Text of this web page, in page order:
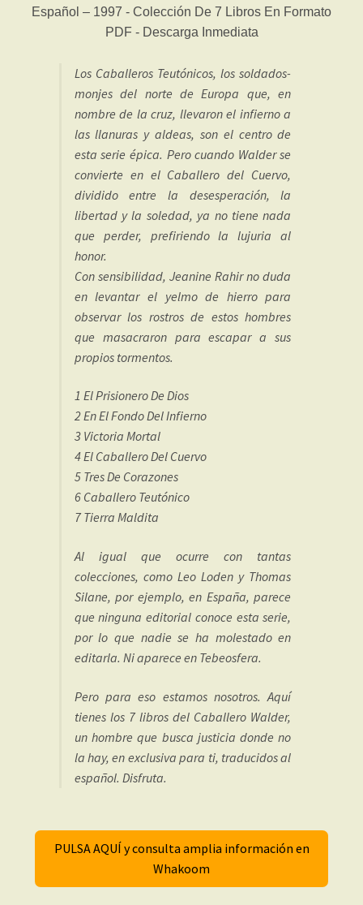
Los Caballeros Teutónicos, los soldados-
monjes del norte de Europa que, en
nombre de la cruz, llevaron el infierno a
las llanuras y aldeas, son el centro de
esta serie épica. Pero cuando Walder se
convierte en el Caballero del Cuervo,
dividido entre la desesperación, la
libertad y la soledad, ya no tiene nada
que perder, prefiriendo la lujuria al
honor.
Con sensibilidad, Jeanine Rahir no duda
en levantar el yelmo de hierro para
observar los rostros de estos hombres
que masacraron para escapar a sus
propios tormentos.
1 El Prisionero De Dios
2 En El Fondo Del Infierno
3 Victoria Mortal
4 El Caballero Del Cuervo
5 Tres De Corazones
6 Caballero Teutónico
7 Tierra Maldita
Al igual que ocurre con tantas
colecciones, como Leo Loden y Thomas
Silane, por ejemplo, en España, parece
que ninguna editorial conoce esta serie,
por lo que nadie se ha molestado en
editarla. Ni aparece en Tebeosfera.
Pero para eso estamos nosotros. Aquí
tienes los 7 libros del Caballero Walder,
un hombre que busca justicia donde no
la hay, en exclusiva para ti, traducidos al
español. Disfruta.
PULSA AQUÍ y consulta amplia información en
Whakoom